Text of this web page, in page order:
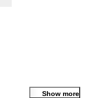
Show more